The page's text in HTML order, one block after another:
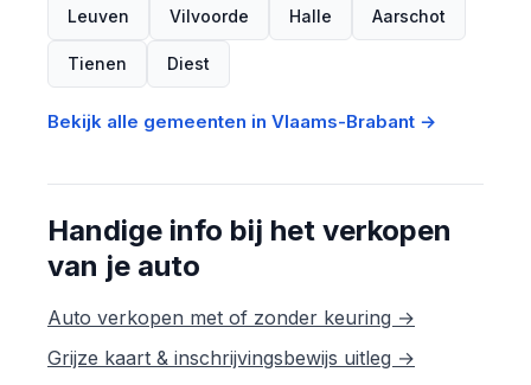
Leuven Vilvoorde Halle Aarschot
Tienen Diest
Bekijk alle gemeenten in Vlaams-Brabant →
Handige info bij het verkopen
van je auto
Auto verkopen met of zonder keuring →
Grijze kaart & inschrijvingsbewijs uitleg →